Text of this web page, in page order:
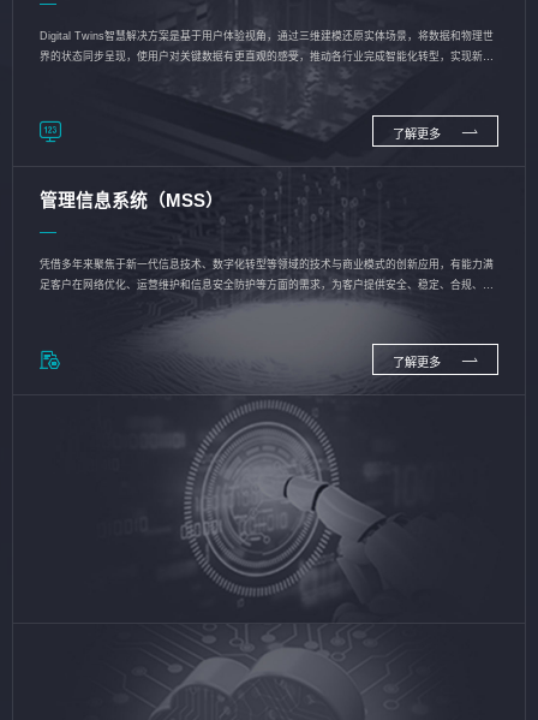
Digital Twins智慧解决方案是基于用户体验视角，通过三维建模还原实体场景，将数据和物理世
界的状态同步呈现，使用户对关键数据有更直观的感受，推动各行业完成智能化转型，实现新旧
了解更多
管理信息系统（MSS）
凭借多年来聚焦于新一代信息技术、数字化转型等领域的技术与商业模式的创新应用，有能力满
足客户在网络优化、运营维护和信息安全防护等方面的需求，为客户提供安全、稳定、合规、持
了解更多